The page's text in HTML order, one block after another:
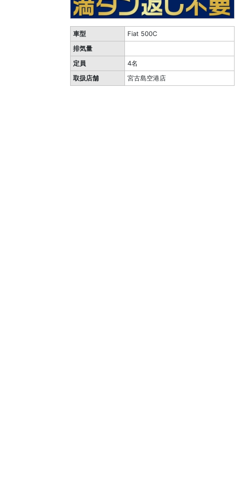
車型
Fiat 500C
排気量
定員
4名
取扱店舗
宮古島空港店